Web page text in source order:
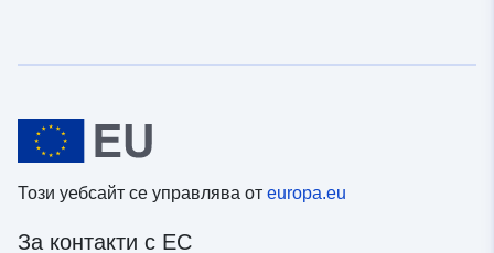
Този уебсайт се управлява от europa.eu
За контакти с ЕС